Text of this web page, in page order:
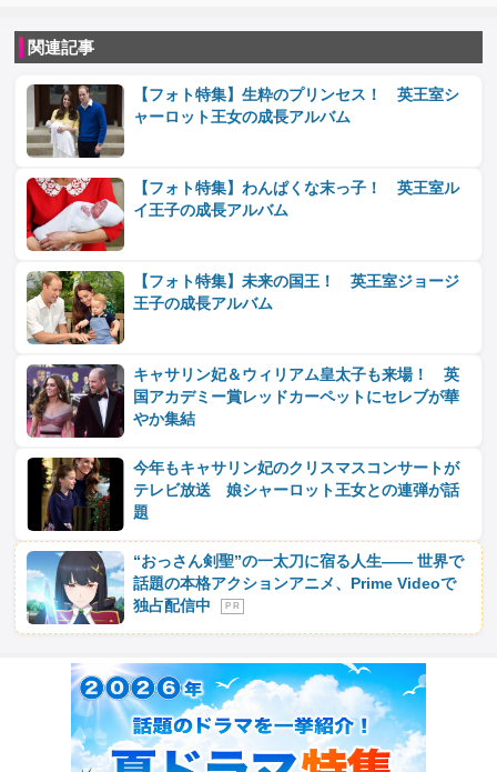
関連記事
【フォト特集】生粋のプリンセス！ 英王室シ
ャーロット王女の成長アルバム
【フォト特集】わんぱくな末っ子！ 英王室ル
イ王子の成長アルバム
【フォト特集】未来の国王！ 英王室ジョージ
王子の成長アルバム
キャサリン妃＆ウィリアム皇太子も来場！ 英
国アカデミー賞レッドカーペットにセレブが華
やか集結
今年もキャサリン妃のクリスマスコンサートが
テレビ放送 娘シャーロット王女との連弾が話
題
“おっさん剣聖”の一太刀に宿る人生―― 世界で
話題の本格アクションアニメ、Prime Videoで
独占配信中
P R